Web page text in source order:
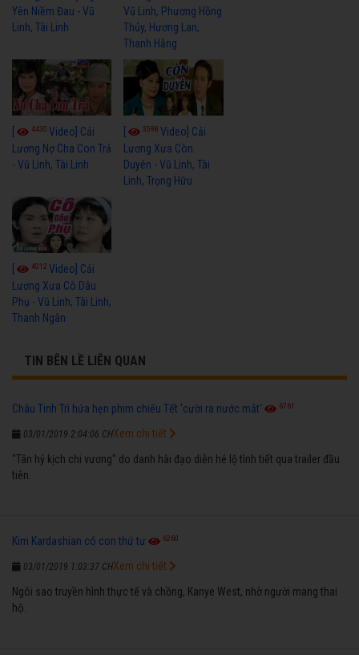
Yên Niềm Đau - Vũ
Linh, Tài Linh
Vũ Linh, Phương Hồng
Thủy, Hương Lan,
Thanh Hằng
4430 Video] Cải
Lương Nợ Cha Con Trả
- Vũ Linh, Tài Linh
3598Video] Cải
Lương Xưa Còn
Duyên - Vũ Linh, Tài
Linh, Trọng Hữu
[ 4012 Video] Cải
Lương Xưa Cô Dâu
Phụ - Vũ Linh, Tài Linh,
Thanh Ngân
TIN BÊN LỀ LIÊN QUAN
Châu Tinh Trì hứa hẹn phim chiếu Tết 'cười ra nước mắt' 6761
03/01/2019 2:04:06 CH
"Tân hỷ kịch chi vương" do danh hài đạo diễn hé lộ tình tiết qua trailer đầu
tiên.
Xem chi tiết
Kim Kardashian có con thứ tư 6260
03/01/2019 1:03:37 CH
Ngôi sao truyền hình thực tế và chồng, Kanye West, nhờ người mang thai
hộ.
Xem chi tiết